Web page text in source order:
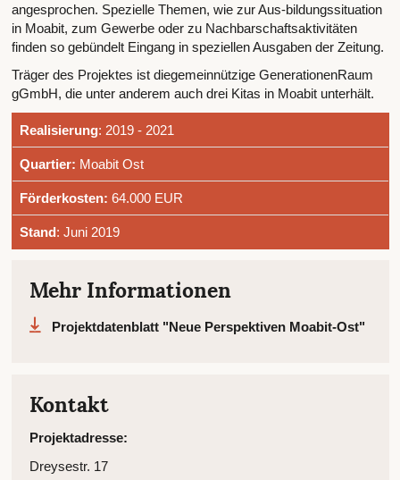
angesprochen. Spezielle Themen, wie zur Aus-bildungssituation
in Moabit, zum Gewerbe oder zu Nachbarschaftsaktivitäten
finden so gebündelt Eingang in speziellen Ausgaben der Zeitung.
Träger des Projektes ist diegemeinnützige GenerationenRaum
gGmbH, die unter anderem auch drei Kitas in Moabit unterhält.
Realisierung: 2019 - 2021
Quartier: Moabit Ost
Förderkosten: 64.000 EUR
Stand: Juni 2019
Mehr Informationen
Projektdatenblatt "Neue Perspektiven Moabit-Ost"
Kontakt
Projektadresse:
Dreysestr. 17